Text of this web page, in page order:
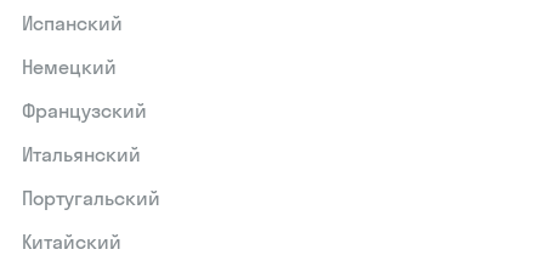
Испанский
Немецкий
Французский
Итальянский
Португальский
Китайский